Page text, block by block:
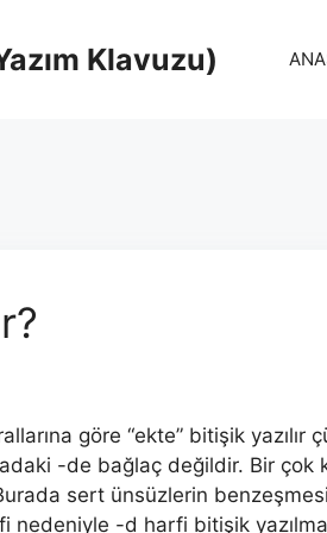
Klavuzu)
göre “ekte” bitişik
-de bağlaç değildir. Bir çok
sert ünsüzlerin
nedeniyle -d harfi bitişik